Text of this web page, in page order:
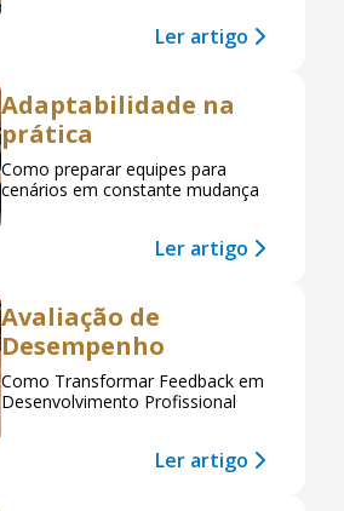
Ler artigo
Adaptabilidade na
prática
Como preparar equipes para
cenários em constante mudança
Ler artigo
Avaliação de
Desempenho
Como Transformar Feedback em
Desenvolvimento Profissional
Ler artigo